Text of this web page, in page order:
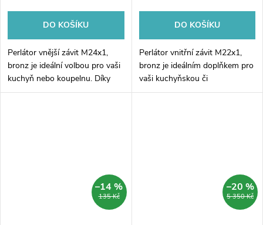
DO KOŠÍKU
Perlátor vnější závit M24x1,
bronz je ideální volbou pro vaši
kuchyň nebo koupelnu. Díky
svému unikátnímu designu a
DO KOŠÍKU
Perlátor vnitřní závit M22x1,
bronz je ideálním doplňkem pro
vaši kuchyňskou či
koupelnovou baterii. Jeho
135 Kč
–14 %
5 350 Kč
–20 %